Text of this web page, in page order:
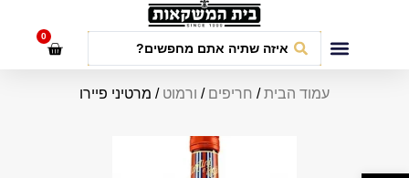
0
עמוד הבית/ חריפים / ורמוט / מרטיני פיירו